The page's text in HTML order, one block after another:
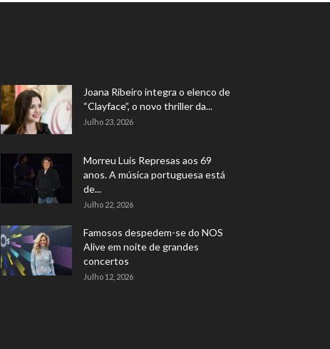
Joana Ribeiro integra o elenco de
“Clayface”, o novo thriller da...
Julho 23, 2026
Morreu Luís Represas aos 69
anos. A música portuguesa está
de...
Julho 22, 2026
Famosos despedem-se do NOS
Alive em noite de grandes
concertos
Julho 12, 2026